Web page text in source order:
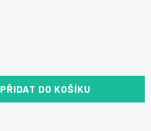
PŘIDAT DO KOŠÍKU